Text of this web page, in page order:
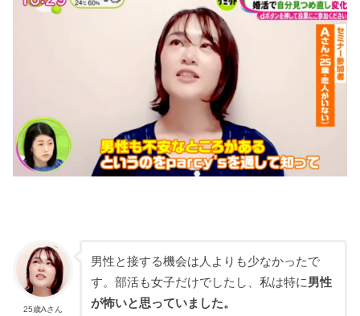
25歳Aさん
男性と接する機会は人よりも少なかったで
す。部活も女子だけでしたし、私は特に男性
が怖いと思っていました。